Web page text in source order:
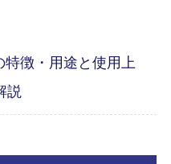
特徴・用途と使用上
説